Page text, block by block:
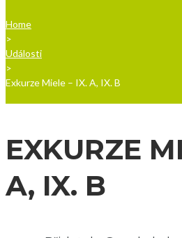
Home
>
Události
>
Exkurze Miele – IX. A, IX. B
EXKURZE
A, IX. B